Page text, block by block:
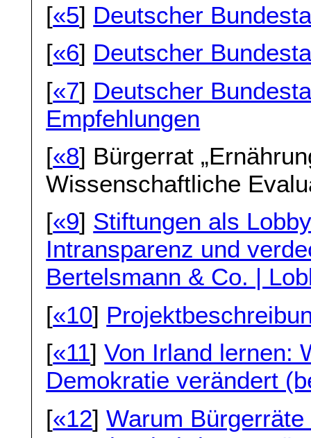
[«5] Deutscher
[«6] Deutscher
[«7] Deutscher
Empfehlungen
[«8] Bürgerrat
Wissenschaftliche
[«9] Stiftungen als
Intransparenz und
Bertelsmann & Co. |
[«10]
[«11]Von Irland lernen:
Demokratie verändert
[«12]Warum